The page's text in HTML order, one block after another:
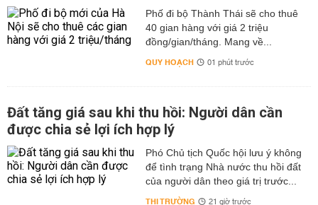
Phố đi bộ Thành Thái sẽ cho thuê
40 gian hàng với giá 2 triệu
đồng/gian/tháng. Mang về...
QUY HOẠCH 01 phút trước
Đất tăng giá sau khi thu hồi: Người dân cần
được chia sẻ lợi ích hợp lý
Phó Chủ tịch Quốc hội lưu ý không
để tình trạng Nhà nước thu hồi đất
của người dân theo giá trị trước...
THỊ TRƯỜNG 21 giờ trước